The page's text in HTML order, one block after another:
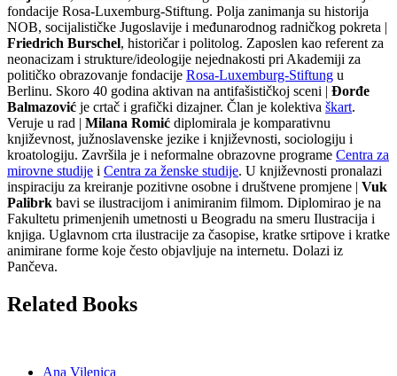
fondacije Rosa-Luxemburg-Stiftung. Polja zanimanja su historija
NOB, socijalističke Jugoslavije i međunarodnog radničkog pokreta |
Friedrich Burschel, historičar i politolog. Zaposlen kao referent za
neonacizam i strukture/ideologije nejednakosti pri Akademiji za
političko obrazovanje fondacije Rosa-Luxemburg-Stiftung u
Berlinu. Skoro 40 godina aktivan na antifašističkoj sceni | Đorđe
Balmazović je crtač i grafički dizajner. Član je kolektiva škart.
Veruje u rad | Milana Romić diplomirala je komparativnu
književnost, južnoslavenske jezike i književnosti, sociologiju i
kroatologiju. Završila je i neformalne obrazovne programe Centra za
mirovne studije i Centra za ženske studije. U književnosti pronalazi
inspiraciju za kreiranje pozitivne osobne i društvene promjene | Vuk
Palibrk bavi se ilustracijom i animiranim filmom. Diplomirao je na
Fakultetu primenjenih umetnosti u Beogradu na smeru Ilustracija i
knjiga. Uglavnom crta ilustracije za časopise, kratke srtipove i kratke
animirane forme koje često objavljuje na internetu. Dolazi iz
Pančeva.
Related Books
Ana Vilenica